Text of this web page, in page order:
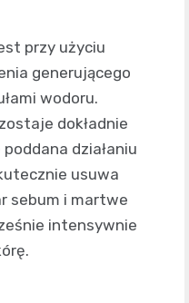
przy użyciu
generującego
wodoru.
dokładnie
działaniu
usuwa
sebum i martwe
intensywnie